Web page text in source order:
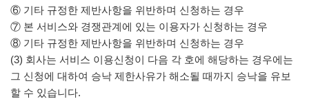
⑥ 기타 규정한 제반사항을 위반하며 신청하는 경우
⑦ 본 서비스와 경쟁관계에 있는 이용자가 신청하는 경우
⑧ 기타 규정한 제반사항을 위반하며 신청하는 경우
(3) 회사는 서비스 이용신청이 다음 각 호에 해당하는 경우에는
그 신청에 대하여 승낙 제한사유가 해소될 때까지 승낙을 유보
할 수 있습니다.